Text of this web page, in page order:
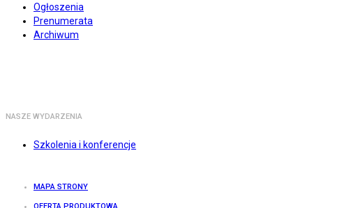
Ogłoszenia
Prenumerata
Archiwum
NASZE WYDARZENIA
Szkolenia i konferencje
MAPA STRONY